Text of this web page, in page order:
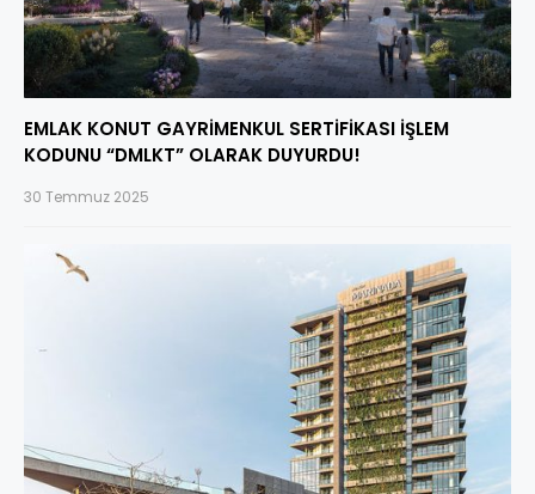
EMLAK KONUT GAYRİMENKUL SERTİFİKASI İŞLEM
KODUNU “DMLKT” OLARAK DUYURDU!
30 Temmuz 2025